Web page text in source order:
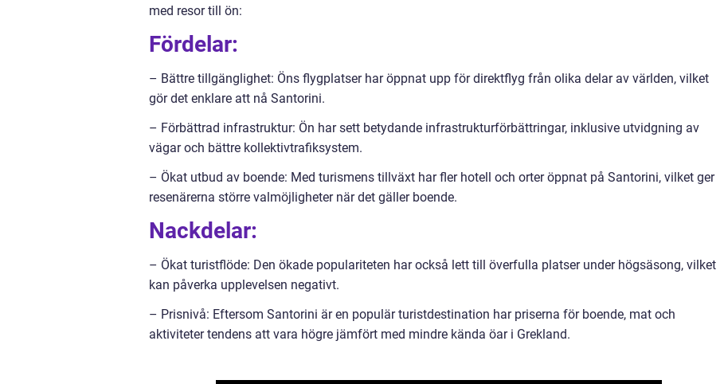
med resor till ön:
Fördelar:
– Bättre tillgänglighet: Öns flygplatser har öppnat upp för direktflyg från olika delar av världen, vilket
gör det enklare att nå Santorini.
– Förbättrad infrastruktur: Ön har sett betydande infrastrukturförbättringar, inklusive utvidgning av
vägar och bättre kollektivtrafiksystem.
– Ökat utbud av boende: Med turismens tillväxt har fler hotell och orter öppnat på Santorini, vilket ger
resenärerna större valmöjligheter när det gäller boende.
Nackdelar:
– Ökat turistflöde: Den ökade populariteten har också lett till överfulla platser under högsäsong, vilket
kan påverka upplevelsen negativt.
– Prisnivå: Eftersom Santorini är en populär turistdestination har priserna för boende, mat och
aktiviteter tendens att vara högre jämfört med mindre kända öar i Grekland.